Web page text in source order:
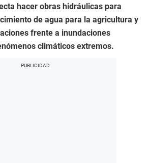
hacer obras hidráulicas para
de agua para la agricultura y
frente a inundaciones
climáticos extremos.